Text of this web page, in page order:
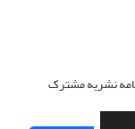
نشریه مشترک